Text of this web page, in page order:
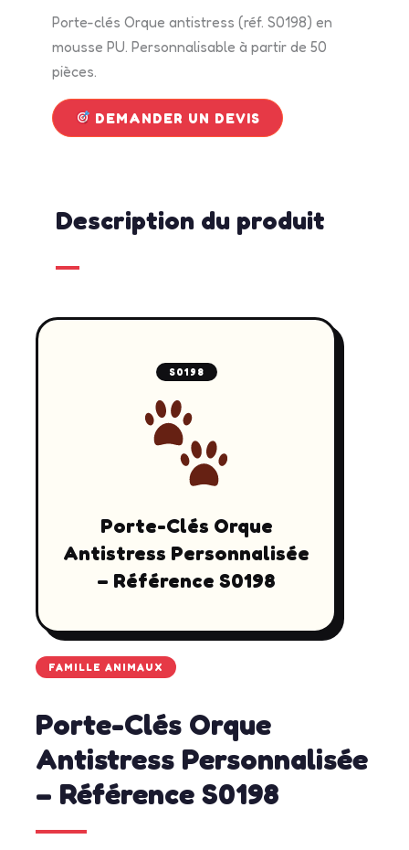
Porte-clés Orque antistress (réf. S0198) en
mousse PU. Personnalisable à partir de 50
pièces.
DEMANDER UN DEVIS
Description du produit
S0198
Porte-Clés Orque
Antistress Personnalisée
– Référence S0198
FAMILLE ANIMAUX
Porte-Clés Orque
Antistress Personnalisée
– Référence S0198